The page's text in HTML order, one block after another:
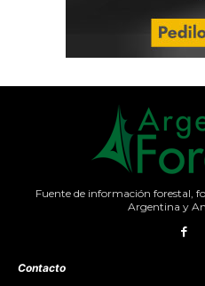
Fuente de información forestal,
Argentina y
Contacto